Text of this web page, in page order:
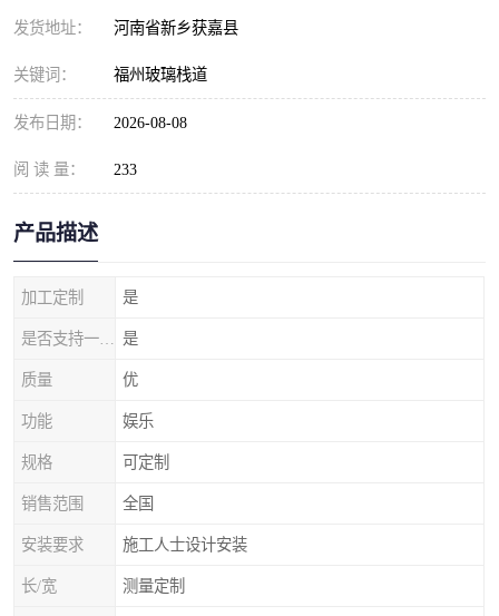
发货地址： 河南省新乡获嘉县
关键词： 福州玻璃栈道
发布日期： 2026-08-08
阅 读 量： 233
产品描述
加工定制 是
是
质量 优
功能 娱乐
规格 可定制
销售范围 全国
安装要求 施工人士设计安装
长/宽 测量定制